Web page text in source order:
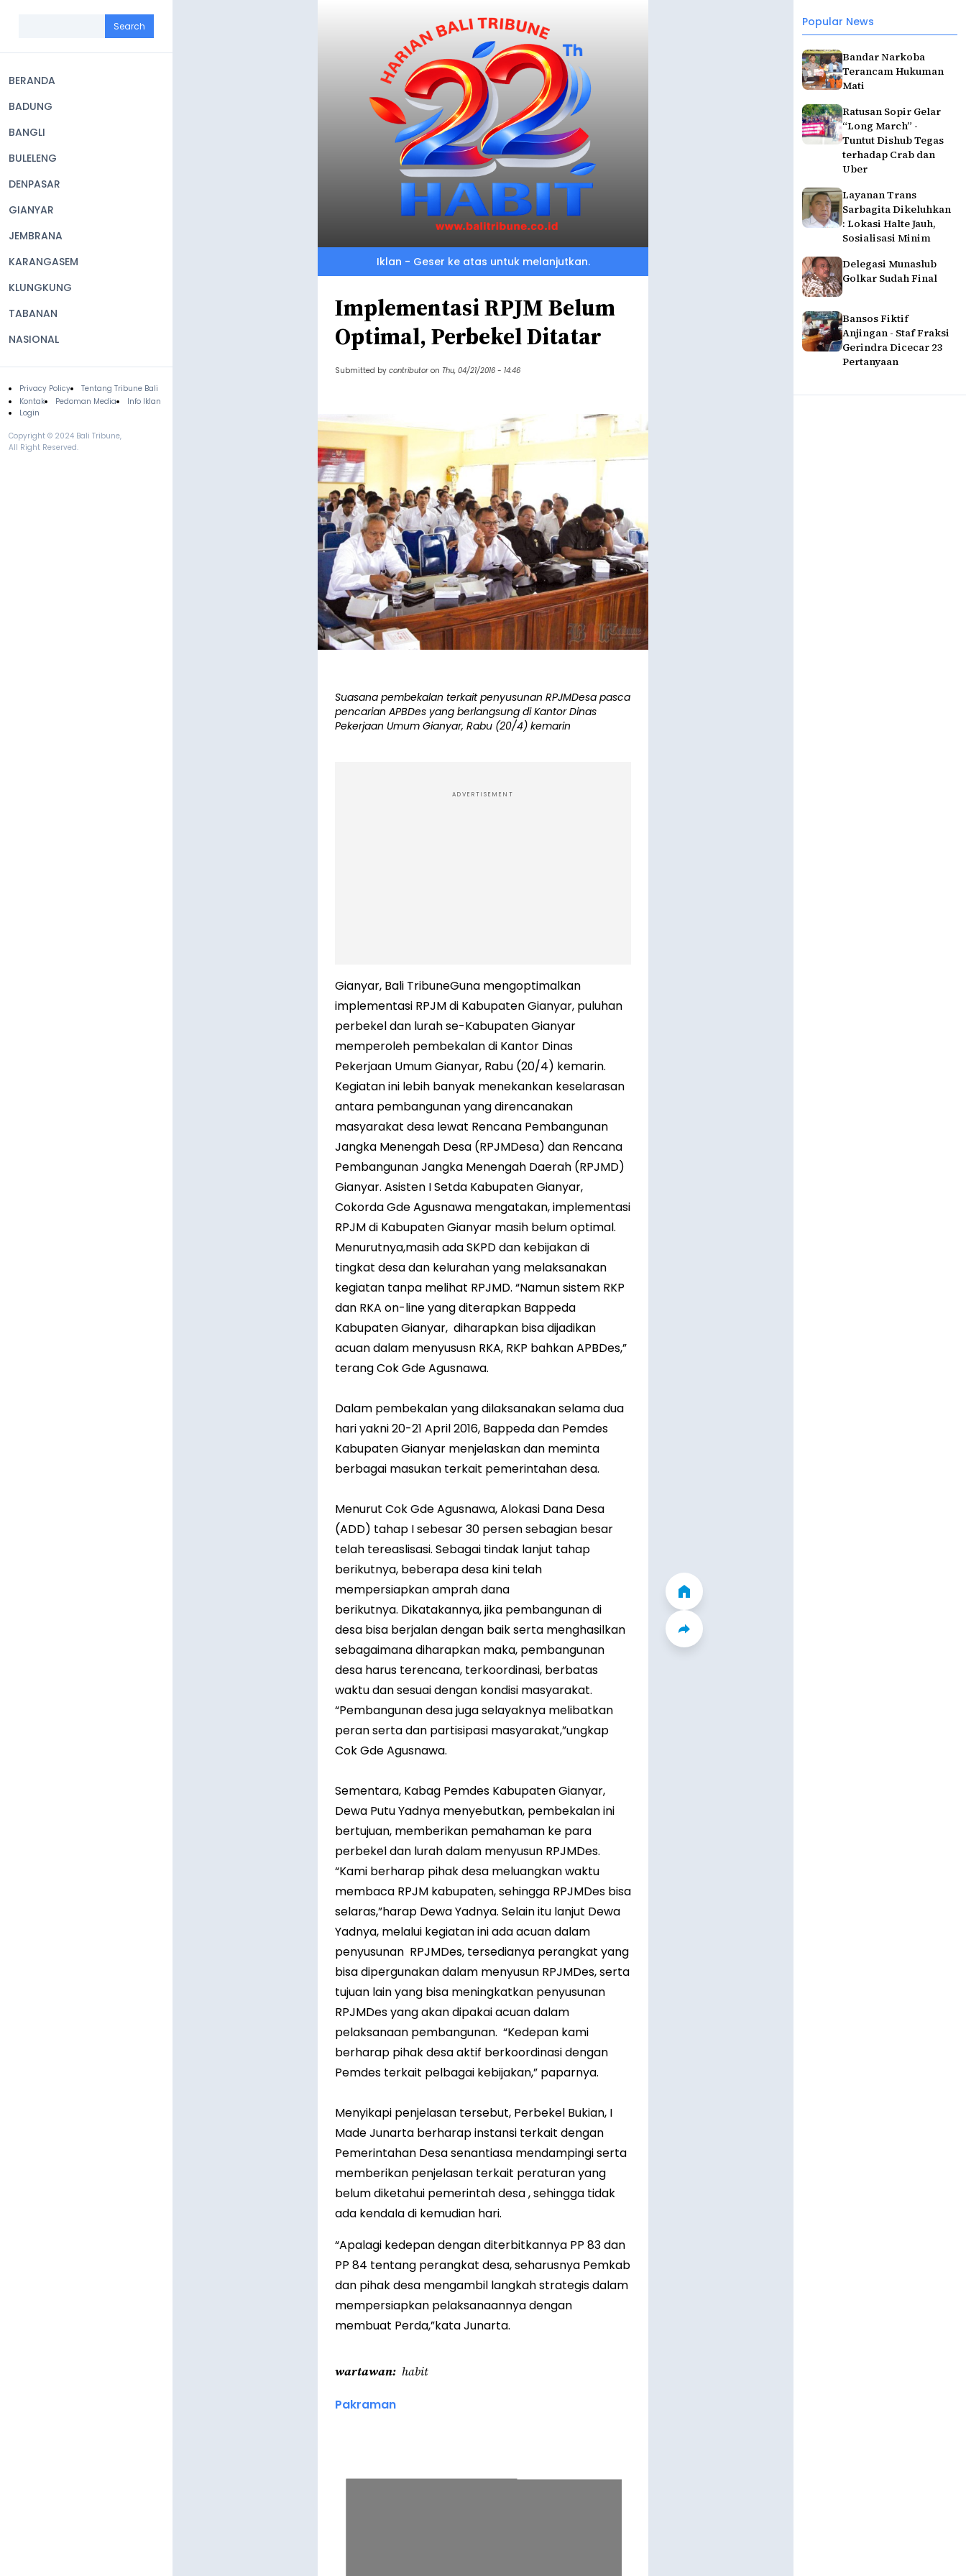
navigation
BERANDA
BADUNG
BANGLI
BULELENG
DENPASAR
GIANYAR
JEMBRANA
KARANGASEM
KLUNGKUNG
TABANAN
NASIONAL
Footer
Privacy Policy
Tentang Tribune Bali
Kontak
Pedoman Media
Info Iklan
Login
Copyright © 2024 Bali Tribune,
All Right Reserved.
Popular News
Bandar Narkoba
Terancam Hukuman
Mati
Ratusan Sopir Gelar
“Long March” -
Tuntut Dishub Tegas
terhadap Crab dan
Uber
Layanan Trans
Sarbagita Dikeluhkan
: Lokasi Halte Jauh,
Sosialisasi Minim
Delegasi Munaslub
Golkar Sudah Final
Bansos Fiktif
Anjingan - Staf Fraksi
Gerindra Dicecar 23
Pertanyaan
Iklan - Geser ke atas untuk melanjutkan.
Implementasi RPJM Belum
Optimal, Perbekel Ditatar
Submitted by contributor on Thu, 04/21/2016 - 14:46
Suasana pembekalan terkait penyusunan RPJMDesa pasca
pencarian APBDes yang berlangsung di Kantor Dinas
Pekerjaan Umum Gianyar, Rabu (20/4) kemarin
ADVERTISEMENT
Gianyar, Bali TribuneGuna mengoptimalkan
implementasi RPJM di Kabupaten Gianyar, puluhan
perbekel dan lurah se-Kabupaten Gianyar
memperoleh pembekalan di Kantor Dinas
Pekerjaan Umum Gianyar, Rabu (20/4) kemarin.
Kegiatan ini lebih banyak menekankan keselarasan
antara pembangunan yang direncanakan
masyarakat desa lewat Rencana Pembangunan
Jangka Menengah Desa (RPJMDesa) dan Rencana
Pembangunan Jangka Menengah Daerah (RPJMD)
Gianyar. Asisten I Setda Kabupaten Gianyar,
Cokorda Gde Agusnawa mengatakan, implementasi
RPJM di Kabupaten Gianyar masih belum optimal.
Menurutnya,masih ada SKPD dan kebijakan di
tingkat desa dan kelurahan yang melaksanakan
kegiatan tanpa melihat RPJMD. “Namun sistem RKP
dan RKA on-line yang diterapkan Bappeda
Kabupaten Gianyar, diharapkan bisa dijadikan
acuan dalam menyususn RKA, RKP bahkan APBDes,”
terang Cok Gde Agusnawa.
Dalam pembekalan yang dilaksanakan selama dua
hari yakni 20-21 April 2016, Bappeda dan Pemdes
Kabupaten Gianyar menjelaskan dan meminta
berbagai masukan terkait pemerintahan desa.
Menurut Cok Gde Agusnawa, Alokasi Dana Desa
(ADD) tahap I sebesar 30 persen sebagian besar
telah tereaslisasi. Sebagai tindak lanjut tahap
berikutnya, beberapa desa kini telah
mempersiapkan amprah dana
berikutnya. Dikatakannya, jika pembangunan di
desa bisa berjalan dengan baik serta menghasilkan
sebagaimana diharapkan maka, pembangunan
desa harus terencana, terkoordinasi, berbatas
waktu dan sesuai dengan kondisi masyarakat.
“Pembangunan desa juga selayaknya melibatkan
peran serta dan partisipasi masyarakat,”ungkap
Cok Gde Agusnawa.
Sementara, Kabag Pemdes Kabupaten Gianyar,
Dewa Putu Yadnya menyebutkan, pembekalan ini
bertujuan, memberikan pemahaman ke para
perbekel dan lurah dalam menyusun RPJMDes.
“Kami berharap pihak desa meluangkan waktu
membaca RPJM kabupaten, sehingga RPJMDes bisa
selaras,”harap Dewa Yadnya. Selain itu lanjut Dewa
Yadnya, melalui kegiatan ini ada acuan dalam
penyusunan RPJMDes, tersedianya perangkat yang
bisa dipergunakan dalam menyusun RPJMDes, serta
tujuan lain yang bisa meningkatkan penyusunan
RPJMDes yang akan dipakai acuan dalam
pelaksanaan pembangunan. “Kedepan kami
berharap pihak desa aktif berkoordinasi dengan
Pemdes terkait pelbagai kebijakan,” paparnya.
Menyikapi penjelasan tersebut, Perbekel Bukian, I
Made Junarta berharap instansi terkait dengan
Pemerintahan Desa senantiasa mendampingi serta
memberikan penjelasan terkait peraturan yang
belum diketahui pemerintah desa , sehingga tidak
ada kendala di kemudian hari.
“Apalagi kedepan dengan diterbitkannya PP 83 dan
PP 84 tentang perangkat desa, seharusnya Pemkab
dan pihak desa mengambil langkah strategis dalam
mempersiapkan pelaksanaannya dengan
membuat Perda,”kata Junarta.
wartawan habit
Pakraman